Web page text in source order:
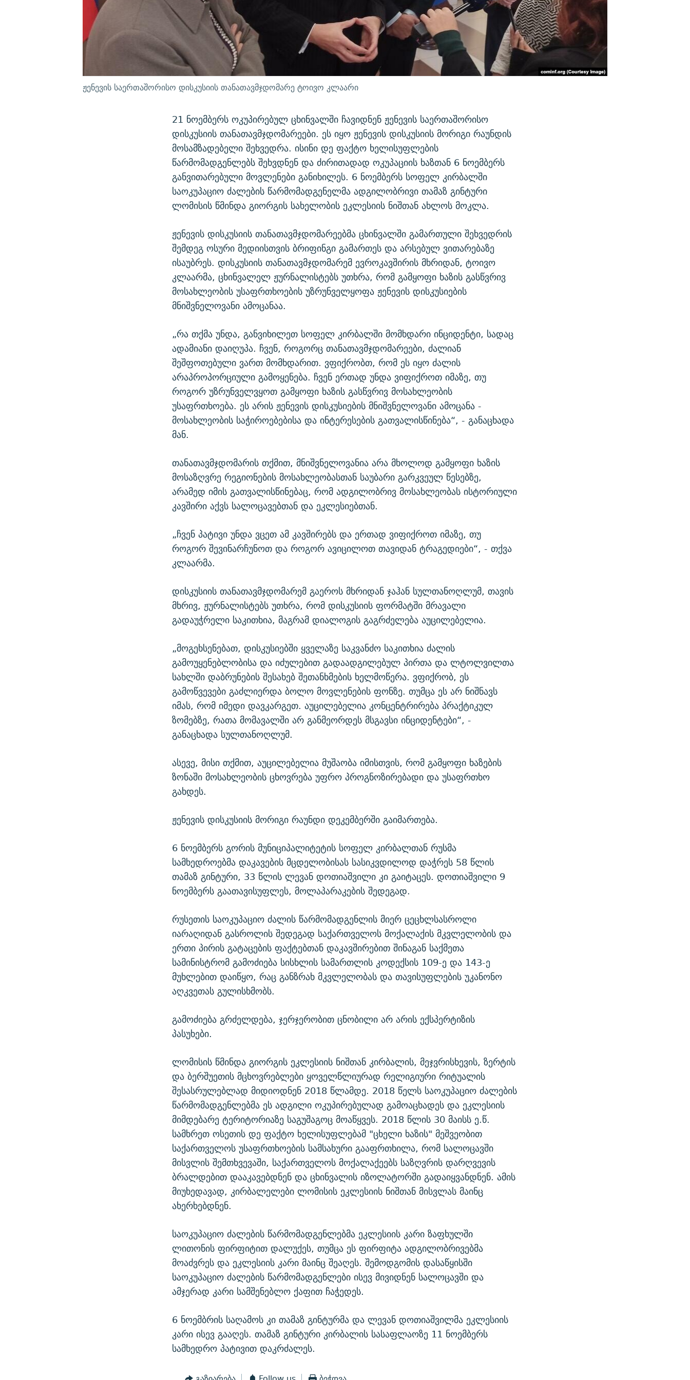
ჟენევის საერთაშორისო დისკუსიის თანათავმჯდომარე ტოივო კლაარი
21 ნოემბერს ოკუპირებულ ცხინვალში ჩავიდნენ ჟენევის საერთაშორისო
დისკუსიის თანათავმჯდომარეები. ეს იყო ჟენევის დისკუსიის მორიგი რაუნდის
მოსამზადებელი შეხვედრა. ისინი დე ფაქტო ხელისუფლების
წარმომადგენლებს შეხვდნენ და ძირითადად ოკუპაციის ხაზთან 6 ნოემბერს
განვითარებული მოვლენები განიხილეს. 6 ნოემბერს სოფელ კირბალში
საოკუპაციო ძალების წარმომადგენელმა ადგილობრივი თამაზ გინტური
ლომისის წმინდა გიორგის სახელობის ეკლესიის ნიშთან ახლოს მოკლა.
ჟენევის დისკუსიის თანათავმჯდომარეებმა ცხინვალში გამართული შეხვედრის
შემდეგ ოსური მედიისთვის ბრიფინგი გამართეს და არსებულ ვითარებაზე
ისაუბრეს. დისკუსიის თანათავმჯდომარემ ევროკავშირის მხრიდან, ტოივო
კლაარმა, ცხინვალელ ჟურნალისტებს უთხრა, რომ გამყოფი ხაზის გასწვრივ
მოსახლეობის უსაფრთხოების უზრუნველყოფა ჟენევის დისკუსიების
მნიშვნელოვანი ამოცანაა.
„რა თქმა უნდა, განვიხილეთ სოფელ კირბალში მომხდარი ინციდენტი, სადაც
ადამიანი დაიღუპა. ჩვენ, როგორც თანათავმჯდომარეები, ძალიან
შეშფოთებული ვართ მომხდარით. ვფიქრობთ, რომ ეს იყო ძალის
არაპროპორციული გამოყენება. ჩვენ ერთად უნდა ვიფიქროთ იმაზე, თუ
როგორ უზრუნველვყოთ გამყოფი ხაზის გასწვრივ მოსახლეობის
უსაფრთხოება. ეს არის ჟენევის დისკუსიების მნიშვნელოვანი ამოცანა -
მოსახლეობის საჭიროებებისა და ინტერესების გათვალისწინება“, - განაცხადა
მან.
თანათავმჯდომარის თქმით, მნიშვნელოვანია არა მხოლოდ გამყოფი ხაზის
მოსაზღვრე რეგიონების მოსახლეობასთან საუბარი გარკვეულ წესებზე,
არამედ იმის გათვალისწინებაც, რომ ადგილობრივ მოსახლეობას ისტორიული
კავშირი აქვს სალოცავებთან და ეკლესიებთან.
„ჩვენ პატივი უნდა ვცეთ ამ კავშირებს და ერთად ვიფიქროთ იმაზე, თუ
როგორ შევინარჩუნოთ და როგორ ავიცილოთ თავიდან ტრაგედიები“, - თქვა
კლაარმა.
დისკუსიის თანათავმჯდომარემ გაეროს მხრიდან ჯაჰან სულთანოღლუმ, თავის
მხრივ, ჟურნალისტებს უთხრა, რომ დისკუსიის ფორმატში მრავალი
გადაუჭრელი საკითხია, მაგრამ დიალოგის გაგრძელება აუცილებელია.
„მოგეხსენებათ, დისკუსიებში ყველაზე საკვანძო საკითხია ძალის
გამოუყენებლობისა და იძულებით გადაადგილებულ პირთა და ლტოლვილთა
სახლში დაბრუნების შესახებ შეთანხმების ხელმოწერა. ვფიქრობ, ეს
გამოწვევები გაძლიერდა ბოლო მოვლენების ფონზე. თუმცა ეს არ ნიშნავს
იმას, რომ იმედი დავკარგეთ. აუცილებელია კონცენტრირება პრაქტიკულ
ზომებზე, რათა მომავალში არ განმეორდეს მსგავსი ინციდენტები“, -
განაცხადა სულთანოღლუმ.
ასევე, მისი თქმით, აუცილებელია მუშაობა იმისთვის, რომ გამყოფი ხაზების
ზონაში მოსახლეობის ცხოვრება უფრო პროგნოზირებადი და უსაფრთხო
გახდეს.
ჟენევის დისკუსიის მორიგი რაუნდი დეკემბერში გაიმართება.
6 ნოემბერს გორის მუნიციპალიტეტის სოფელ კირბალთან რუსმა
სამხედროებმა დაკავების მცდელობისას სასიკვდილოდ დაჭრეს 58 წლის
თამაზ გინტური, 33 წლის ლევან დოთიაშვილი კი გაიტაცეს. დოთიაშვილი 9
ნოემბერს გაათავისუფლეს, მოლაპარაკების შედეგად.
რუსეთის საოკუპაციო ძალის წარმომადგენლის მიერ ცეცხლსასროლი
იარაღიდან გასროლის შედეგად საქართველოს მოქალაქის მკვლელობის და
ერთი პირის გატაცების ფაქტებთან დაკავშირებით შინაგან საქმეთა
სამინისტრომ გამოძიება სისხლის სამართლის კოდექსის 109-ე და 143-ე
მუხლებით დაიწყო, რაც განზრახ მკვლელობას და თავისუფლების უკანონო
აღკვეთას გულისხმობს.
გამოძიება გრძელდება, ჯერჯერობით ცნობილი არ არის ექსპერტიზის
პასუხები.
ლომისის წმინდა გიორგის ეკლესიის ნიშთან კირბალის, მეჯვრისხევის, ზერტის
და ბერშუეთის მცხოვრებლები ყოველწლიურად რელიგიური რიტუალის
შესასრულებლად მიდიოდნენ 2018 წლამდე. 2018 წელს საოკუპაციო ძალების
წარმომადგენლებმა ეს ადგილი ოკუპირებულად გამოაცხადეს და ეკლესიის
მიმდებარე ტერიტორიაზე საგუშაგოც მოაწყვეს. 2018 წლის 30 მაისს ე.წ.
სამხრეთ ოსეთის დე ფაქტო ხელისუფლებამ "ცხელი ხაზის" მეშვეობით
საქართველოს უსაფრთხოების სამსახური გააფრთხილა, რომ სალოცავში
მისვლის შემთხვევაში, საქართველოს მოქალაქეებს საზღვრის დარღვევის
ბრალდებით დააკავებდნენ და ცხინვალის იზოლატორში გადაიყვანდნენ. ამის
მიუხედავად, კირბალელები ლომისის ეკლესიის ნიშთან მისვლას მაინც
ახერხებდნენ.
საოკუპაციო ძალების წარმომადგენლებმა ეკლესიის კარი ზაფხულში
ლითონის ფირფიტით დალუქეს, თუმცა ეს ფირფიტა ადგილობრივებმა
მოაძვრეს და ეკლესიის კარი მაინც შეაღეს. შემოდგომის დასაწყისში
საოკუპაციო ძალების წარმომადგენლები ისევ მივიდნენ სალოცავში და
ამჯერად კარი სამშენებლო ქაფით ჩაჭედეს.
6 ნოემბრის საღამოს კი თამაზ გინტურმა და ლევან დოთიაშვილმა ეკლესიის
კარი ისევ გააღეს. თამაზ გინტური კირბალის სასაფლაოზე 11 ნოემბერს
სამხედრო პატივით დაკრძალეს.